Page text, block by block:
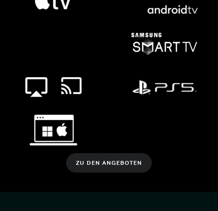
ZU DEN ANGEBOTEN